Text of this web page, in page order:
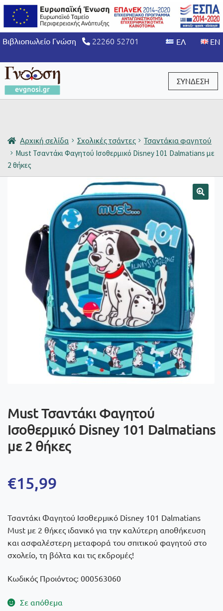
Βιβλιοπωλείο Γνώση 22260 52701
ΣΥΝΔΕΣΗ
Αρχική σελίδα Σχολικές τσάντες
Τσαντάκια φαγητού
Must Τσαντάκι Φαγητού Ισοθερμικό Disney 101 Dalmatians με
2 θήκες
Must Τσαντάκι Φαγητού
Ισοθερμικό Disney 101 Dalmatians
με 2 θήκες
€15,99
Τσαντάκι Φαγητού Ισοθερμικό Disney 101 Dalmatians
Must με 2 θήκες ιδανικό για την καλύτερη αποθήκευση
και ασφαλέστερη μεταφορά του σπιτικού φαγητού στο
σχολείο, τη βόλτα και τις εκδρομές!
Κωδικός Προιόντος: 000563060
Σε απόθεμα